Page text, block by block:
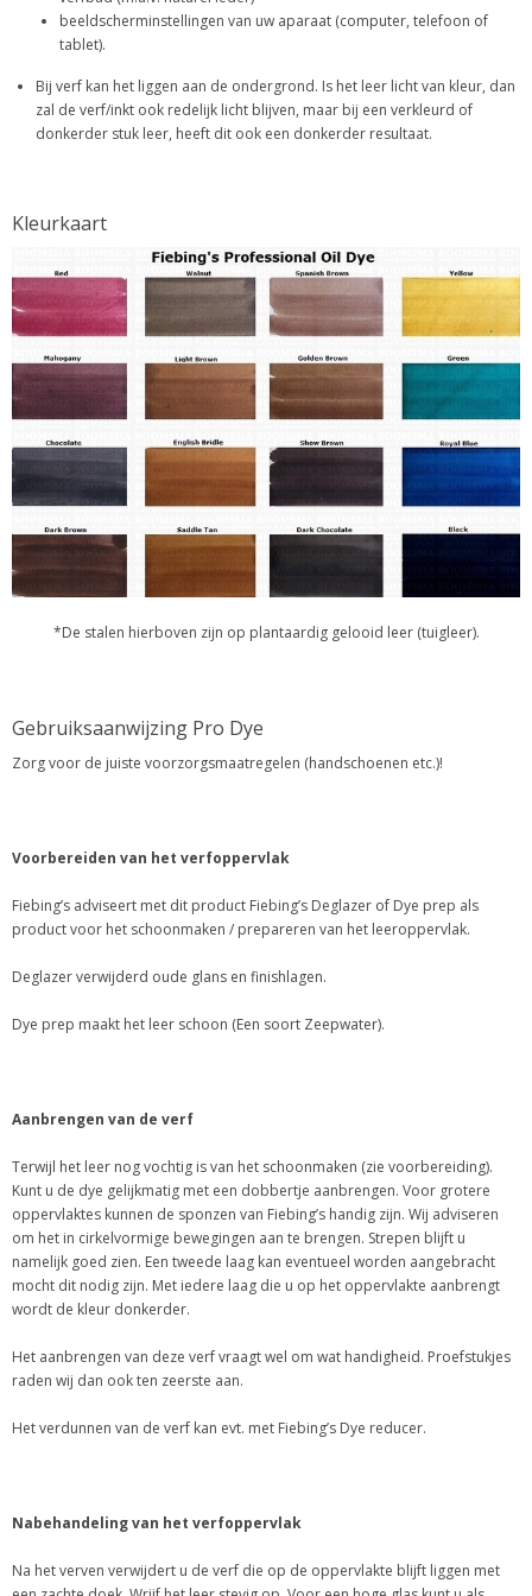
beeldscherminstellingen van uw aparaat (computer, telefoon of
tablet).
Bij verf kan het liggen aan de ondergrond. Is het leer licht van kleur, dan
zal de verf/inkt ook redelijk licht blijven, maar bij een verkleurd of
donkerder stuk leer, heeft dit ook een donkerder resultaat.
Kleurkaart
*De stalen hierboven zijn op plantaardig gelooid leer (tuigleer).
Gebruiksaanwijzing Pro Dye
Zorg voor de juiste voorzorgsmaatregelen (handschoenen etc.)!
Voorbereiden van het verfoppervlak
Fiebing’s adviseert met dit product Fiebing’s Deglazer of Dye prep als
product voor het schoonmaken / prepareren van het leeroppervlak.
Deglazer verwijderd oude glans en finishlagen.
Dye prep maakt het leer schoon (Een soort Zeepwater).
Aanbrengen van de verf
Terwijl het leer nog vochtig is van het schoonmaken (zie voorbereiding).
Kunt u de dye gelijkmatig met een dobbertje aanbrengen. Voor grotere
oppervlaktes kunnen de sponzen van Fiebing’s handig zijn. Wij adviseren
om het in cirkelvormige bewegingen aan te brengen. Strepen blijft u
namelijk goed zien. Een tweede laag kan eventueel worden aangebracht
mocht dit nodig zijn. Met iedere laag die u op het oppervlakte aanbrengt
wordt de kleur donkerder.
Het aanbrengen van deze verf vraagt wel om wat handigheid. Proefstukjes
raden wij dan ook ten zeerste aan.
Het verdunnen van de verf kan evt. met Fiebing’s Dye reducer.
Nabehandeling van het verfoppervlak
Na het verven verwijdert u de verf die op de oppervlakte blijft liggen met